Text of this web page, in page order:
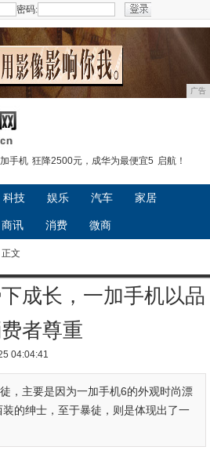
密码:
广告
手机 狂降2500元，成华为最便宜5 启航！
科技 娱乐 汽车 家居
商讯 消费 微商
文
成长，一加手机以品
者尊重
04:04:41
，主要是因为一加手机6的外观时尚漂
的绅士，至于暴徒，则是体现出了一